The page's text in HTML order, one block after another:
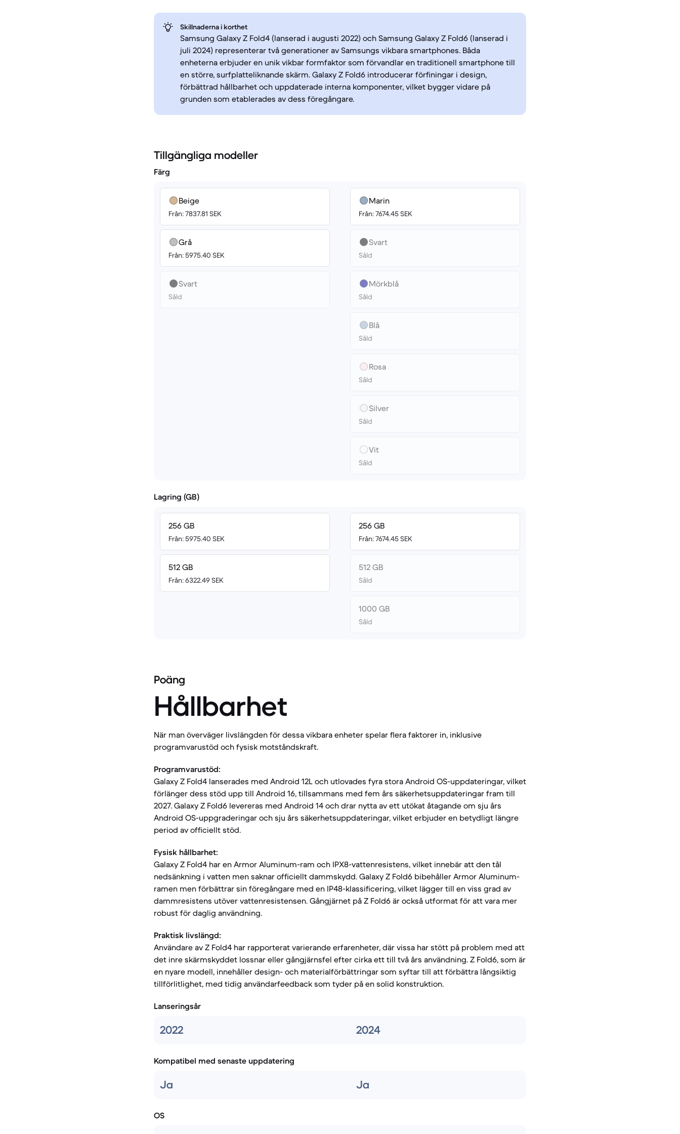
Skillnaderna i korthet
Samsung Galaxy Z Fold4 (lanserad i augusti 2022) och Samsung Galaxy Z Fold6 (lanserad i
juli 2024) representerar två generationer av Samsungs vikbara smartphones. Båda
enheterna erbjuder en unik vikbar formfaktor som förvandlar en traditionell smartphone till
en större, surfplatteliknande skärm. Galaxy Z Fold6 introducerar förfiningar i design,
förbättrad hållbarhet och uppdaterade interna komponenter, vilket bygger vidare på
grunden som etablerades av dess föregångare.
Tillgängliga modeller
Färg
Beige
Från: 7837.81 SEK
Grå
Från: 5975.40 SEK
Svart
Såld
Marin
Från: 7674.45 SEK
Svart
Såld
Mörkblå
Såld
Blå
Såld
Rosa
Såld
Silver
Såld
Vit
Såld
Lagring (GB)
256 GB
Från: 5975.40 SEK
512 GB
Från: 6322.49 SEK
256 GB
Från: 7674.45 SEK
512 GB
Såld
1000 GB
Såld
Poäng
Hållbarhet
När man överväger livslängden för dessa vikbara enheter spelar flera faktorer in, inklusive
programvarustöd och fysisk motståndskraft.
Programvarustöd:
Galaxy Z Fold4 lanserades med Android 12L och utlovades fyra stora Android OS-uppdateringar, vilket
förlänger dess stöd upp till Android 16, tillsammans med fem års säkerhetsuppdateringar fram till
2027. Galaxy Z Fold6 levereras med Android 14 och drar nytta av ett utökat åtagande om sju års
Android OS-uppgraderingar och sju års säkerhetsuppdateringar, vilket erbjuder en betydligt längre
period av officiellt stöd.
Fysisk hållbarhet:
Galaxy Z Fold4 har en Armor Aluminum-ram och IPX8-vattenresistens, vilket innebär att den tål
nedsänkning i vatten men saknar officiellt dammskydd. Galaxy Z Fold6 bibehåller Armor Aluminum-
ramen men förbättrar sin föregångare med en IP48-klassificering, vilket lägger till en viss grad av
dammresistens utöver vattenresistensen. Gångjärnet på Z Fold6 är också utformat för att vara mer
robust för daglig användning.
Praktisk livslängd:
Användare av Z Fold4 har rapporterat varierande erfarenheter, där vissa har stött på problem med att
det inre skärmskyddet lossnar eller gångjärnsfel efter cirka ett till två års användning. Z Fold6, som är
en nyare modell, innehåller design- och materialförbättringar som syftar till att förbättra långsiktig
tillförlitlighet, med tidig användarfeedback som tyder på en solid konstruktion.
Lanseringsår
2022 2024
Kompatibel med senaste uppdatering
Ja Ja
OS